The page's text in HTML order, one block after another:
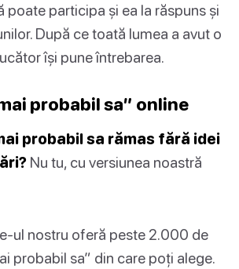
poate participa și ea la răspuns și
După ce toată lumea a avut o
își pune întrebarea.
probabil sa” online
probabil sa rămas fără idei
Nu tu, cu versiunea noastră
ul nostru oferă peste 2.000 de
probabil sa” din care poți alege.